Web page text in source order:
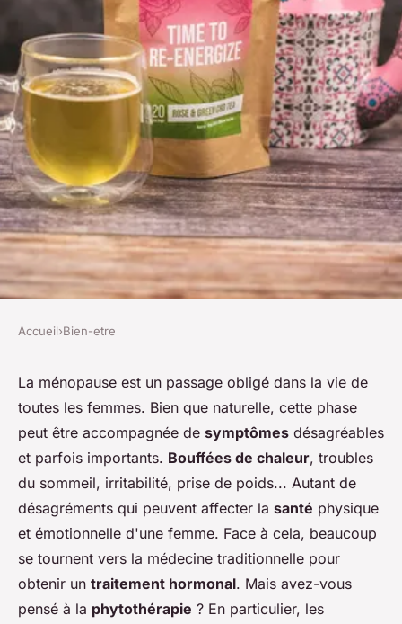
Quels sont les bienfaits des
infusions de plantes pour la
gestion des symptômes de la
ménopause ?
Sohan• 21 juin 2024 •6 min de lecture
Accueil›Bien-etre
La ménopause est un passage obligé dans la vie de
toutes les femmes. Bien que naturelle, cette phase
peut être accompagnée de symptômes désagréables
et parfois importants. Bouffées de chaleur, troubles
du sommeil, irritabilité, prise de poids... Autant de
désagréments qui peuvent affecter la santé physique
et émotionnelle d'une femme. Face à cela, beaucoup
se tournent vers la médecine traditionnelle pour
obtenir un traitement hormonal. Mais avez-vous
pensé à la phytothérapie ? En particulier, les